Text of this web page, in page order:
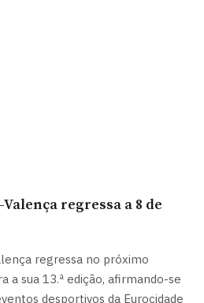
regressa a 8 de
regressa no próximo
a sua 13.ª edição, afirmando-se
desportivos da Eurocidade